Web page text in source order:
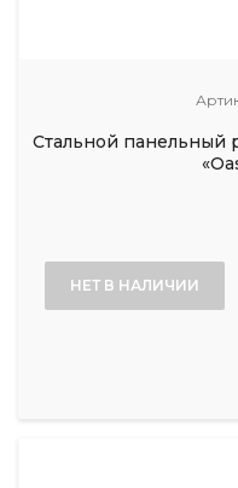
Стальной панельный
НЕТ В НАЛИЧИИ